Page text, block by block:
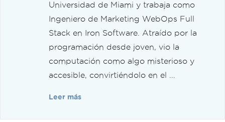
Universidad de Miami y trabaja como
Ingeniero de Marketing WebOps Full
Stack en Iron Software. Atraído por la
programación desde joven, vio la
computación como algo misterioso y
accesible, convirtiéndolo en el ...
Leer más